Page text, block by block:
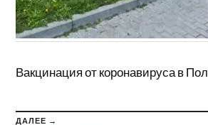
Вакцинация от коронавируса в
ДАЛЕЕ →